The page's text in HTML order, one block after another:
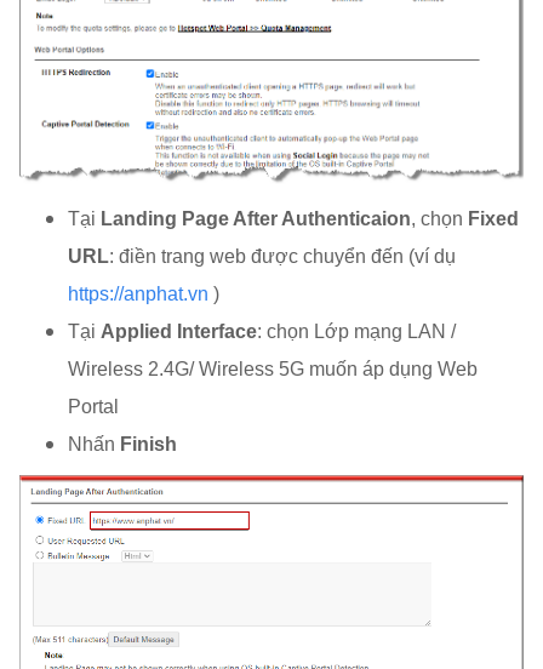
Tại Landing Page After Authenticaion, chọn Fixed
URL: điền trang web được chuyển đến (ví dụ
https://anphat.vn )
Tại Applied Interface: chọn Lớp mạng LAN /
Wireless 2.4G/ Wireless 5G muốn áp dụng Web
Portal
Nhấn Finish